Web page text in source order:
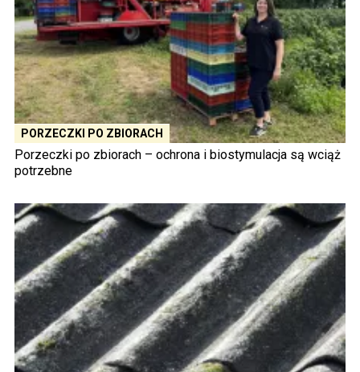
PORZECZKI PO ZBIORACH
Porzeczki po zbiorach – ochrona i biostymulacja są wciąż
potrzebne